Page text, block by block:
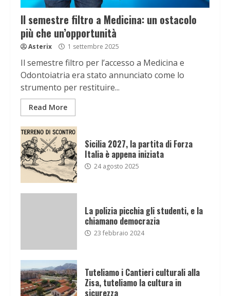
Il semestre filtro a Medicina: un ostacolo
più che un’opportunità
Asterix 1 settembre 2025
Il semestre filtro per l’accesso a Medicina e
Odontoiatria era stato annunciato come lo
strumento per restituire...
Read More
Sicilia 2027, la partita di Forza
Italia è appena iniziata
24 agosto 2025
La polizia picchia gli studenti, e la
chiamano democrazia
23 febbraio 2024
Tuteliamo i Cantieri culturali alla
Zisa, tuteliamo la cultura in
sicurezza